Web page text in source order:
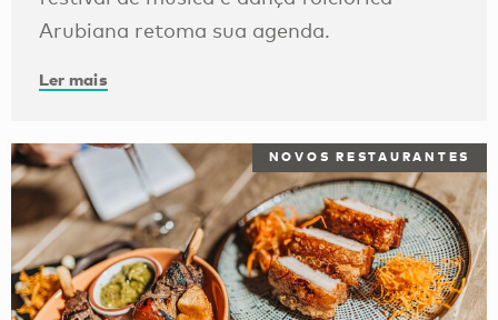
Arubiana retoma sua agenda.
Ler mais
NOVOS RESTAURANTES